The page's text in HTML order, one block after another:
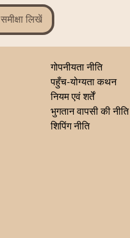
समीक्षा लिखें
गोपनीयता नीति
पहुँच-योग्यता कथन
नियम एवं शर्तें
भुगतान वापसी की नीति
शिपिंग नीति